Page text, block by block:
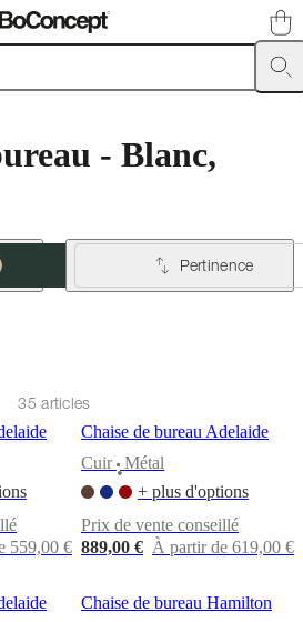
Accessoires SALECollectionsCollections
- Blanc,
Pertinence
35 articles
559,00 €
Chaise de bureau Adelaide
Cuir
•
Métal
+ plus d'options
Prix de vente conseillé
889,00 € À partir de 619,00 €
Chaise de bureau Hamilton